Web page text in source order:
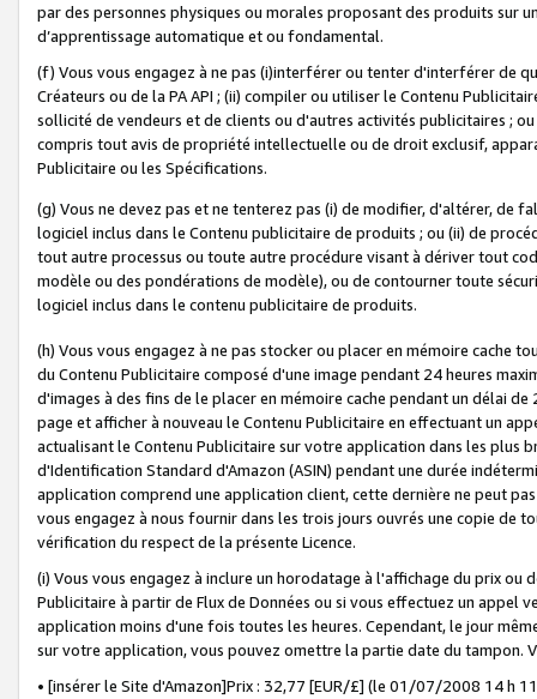
par des personnes physiques ou morales proposant des produits sur
d’apprentissage automatique et ou fondamental.
(f) Vous vous engagez à ne pas (i)interférer ou tenter d'interférer de
Créateurs ou de la PA API ; (ii) compiler ou utiliser le Contenu
sollicité de vendeurs et de clients ou d'autres activités publicitaires ;
compris tout avis de propriété intellectuelle ou de droit exclusif,
Publicitaire ou les Spécifications.
(g) Vous ne devez pas et ne tenterez pas (i) de modifier, d'altérer, de
logiciel inclus dans le Contenu publicitaire de produits ; ou (ii) de
tout autre processus ou toute autre procédure visant à dériver tout
modèle ou des pondérations de modèle), ou de contourner toute
logiciel inclus dans le contenu publicitaire de produits.
(h) Vous vous engagez à ne pas stocker ou placer en mémoire cache
du Contenu Publicitaire composé d'une image pendant 24 heures
d'images à des fins de le placer en mémoire cache pendant un délai
page et afficher à nouveau le Contenu Publicitaire en effectuant un
actualisant le Contenu Publicitaire sur votre application dans les plus
d'Identification Standard d'Amazon (ASIN) pendant une durée
application comprend une application client, cette dernière ne peut
vous engagez à nous fournir dans les trois jours ouvrés une copie de
vérification du respect de la présente Licence.
(i) Vous vous engagez à inclure un horodatage à l'affichage du prix
Publicitaire à partir de Flux de Données ou si vous effectuez un appel
application moins d'une fois toutes les heures. Cependant, le jour
sur votre application, vous pouvez omettre la partie date du tampon.
• [insérer le Site d'Amazon]Prix : 32,77 [EUR/£] (le 01/07/2008 14 h